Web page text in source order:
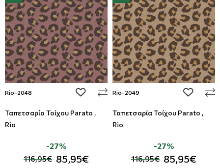
Rio-2048 add to wishlist
Ταπετσαρία Τοίχου Parato ,
Rio
116,95€ 85,95€
-27%
Rio-2049 add to
Ταπετσαρία Τοίχου Parato ,
Rio
116,95€ 85,95€
-27%